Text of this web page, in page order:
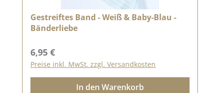
Gestreiftes Band - Weiß & Baby-Blau -
Bänderliebe
Regulärer Preis:
6,95 €
Preise inkl. MwSt. zzgl. Versandkosten
In den Warenkorb